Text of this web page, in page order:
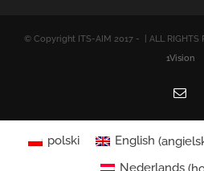
© Copyright ITS-AIM 2017 - | ALL RIGHTS
1Vision
polski English (